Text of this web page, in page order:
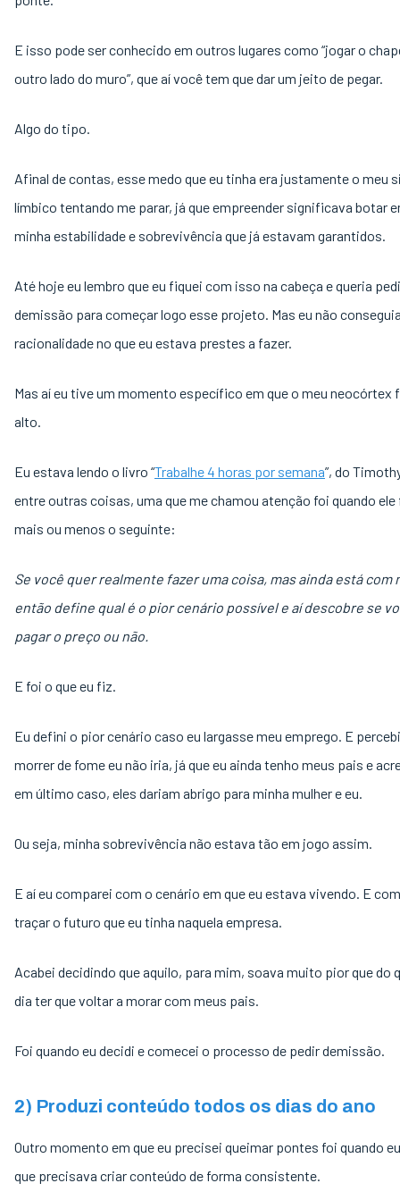
E isso pode ser conhecido em outros lugares como “jogar o
outro lado do muro”, que aí você tem que dar um jeito de pegar.
Algo do tipo.
Afinal de contas, esse medo que eu tinha era justamente o meu
límbico tentando me parar, já que empreender significava botar
minha estabilidade e sobrevivência que já estavam garantidos.
Até hoje eu lembro que eu fiquei com isso na cabeça e queria
demissão para começar logo esse projeto. Mas eu não
racionalidade no que eu estava prestes a fazer.
Mas aí eu tive um momento específico em que o meu neocórtex
alto.
Eu estava lendo o livro “Trabalhe 4 horas por semana”, do
entre outras coisas, uma que me chamou atenção foi quando ele
mais ou menos o seguinte:
Se você quer realmente fazer uma coisa, mas ainda está com
então define qual é o pior cenário possível e aí descobre se
pagar o preço ou não.
E foi o que eu fiz.
Eu defini o pior cenário caso eu largasse meu emprego. E
morrer de fome eu não iria, já que eu ainda tenho meus pais e
em último caso, eles dariam abrigo para minha mulher e eu.
Ou seja, minha sobrevivência não estava tão em jogo assim.
E aí eu comparei com o cenário em que eu estava vivendo. E
traçar o futuro que eu tinha naquela empresa.
Acabei decidindo que aquilo, para mim, soava muito pior que do
dia ter que voltar a morar com meus pais.
Foi quando eu decidi e comecei o processo de pedir demissão.
2) Produzi conteúdo todos os dias do ano
Outro momento em que eu precisei queimar pontes foi quando
que precisava criar conteúdo de forma consistente.